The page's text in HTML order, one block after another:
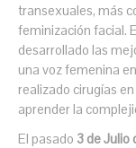
transexuales, más
feminización facial.
desarrollado las
una voz femenina
realizado cirugías
aprender la
El pasado 3 de Julio